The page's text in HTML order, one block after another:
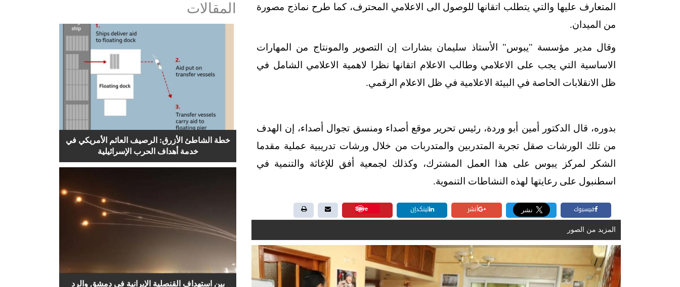
المتعارف عليها والتي يتطلب اتقانها للوصول الى الاعلامي المحترف، كما طرح نماذج مصورة
من الميدان.
وقال مدير مؤسسة "يبوس" الأستاذ سليمان بشارات إن التصوير والمونتاج من المهارات
الاساسية التي يجب على الاعلامي وطالب الاعلام اتقانها نظرا لاهمية الاعلامي الشامل في
ظل الانقلابات الحاصة في البيئة الاعلامية في ظل الاعلام الرقمي.
بدوره، قال الدكتور أمين أبو وردة، رئيس تحرير موقع أصداء ومنسق تجوال أصداء، إن الهدف
من تلك الورشات صقل تجربة المتدربين والمتدربات من خلال ورشات تدريبية عملية مقدما
الشكر لمركز يبوس على هذا العمل المشترك، وكذلك لجمعية أفق للإغاثة والتنمية في
اسطنبول على رعايتها لهذه النشاطات التنموية.
فيسبوك أنشر لينكدإن Save
المزيد من الصور
المقالات
خطة الشاطئ الأزرق: الرصيف العائم الأمريكي في
خدمة أهداف الحرب الإسرائيلية
بين استهداف القنصلية الإيرانية في دمشق والرد